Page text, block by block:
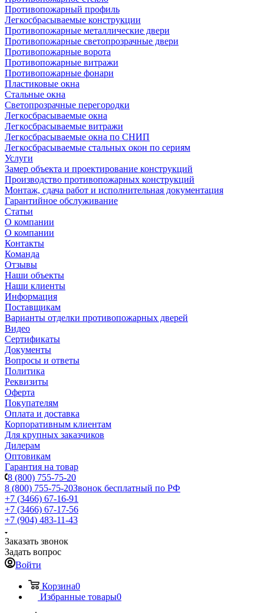
Противопожарный профиль
Легкосбрасываемые конструкции
Противопожарные металлические двери
Противопожарные светопрозрачные двери
Противопожарные ворота
Противопожарные витражи
Противопожарные фонари
Пластиковые окна
Стальные окна
Светопрозрачные перегородки
Легкосбрасываемые окна
Легкосбрасываемые витражи
Легкосбрасываемые окна по СНИП
Легкосбрасываемые стальных окон по сериям
Услуги
Замер объекта и проектирование конструкций
Производство противопожарных конструкций
Монтаж, сдача работ и исполнительная документация
Гарантийное обслуживание
Статьи
О компании
О компании
Контакты
Команда
Отзывы
Наши объекты
Наши клиенты
Информация
Поставщикам
Варианты отделки противопожарных дверей
Видео
Сертификаты
Документы
Вопросы и ответы
Политика
Реквизиты
Оферта
Покупателям
Оплата и доставка
Корпоративным клиентам
Для крупных заказчиков
Дилерам
Оптовикам
Гарантия на товар
8 (800) 755-75-20
8 (800) 755-75-20Звонок бесплатный по РФ
+7 (3466) 67-16-91
+7 (3466) 67-17-56
+7 (904) 483-11-43
Заказать звонок
Задать вопрос
Войти
Корзина0
Избранные товары0